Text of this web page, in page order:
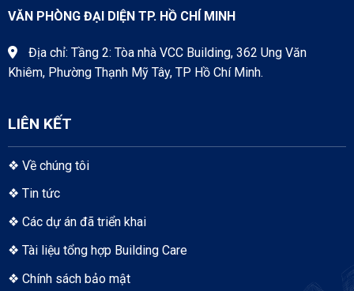
VĂN PHÒNG ĐẠI DIỆN TP. HỒ CHÍ MINH
Địa chỉ: Tầng 2: Tòa nhà VCC Building, 362 Ung Văn
Khiêm, Phường Thạnh Mỹ Tây, TP Hồ Chí Minh.
LIÊN KẾT
❖ Về chúng tôi
❖ Tin tức
❖ Các dự án đã triển khai
❖ Tài liệu tổng hợp Building Care
❖ Chính sách bảo mật